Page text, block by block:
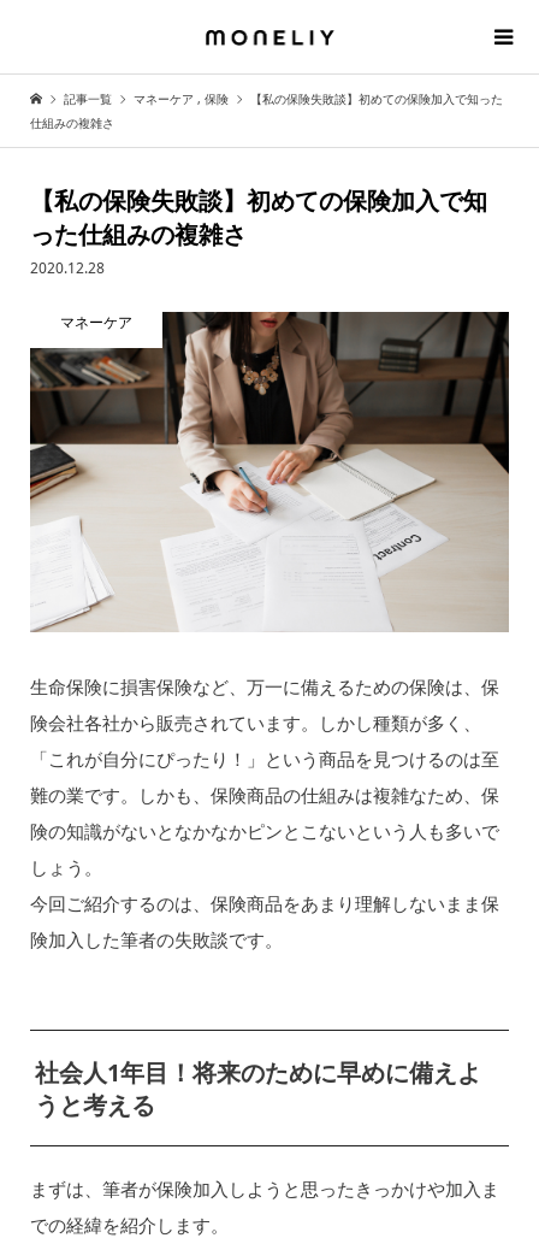
記事一覧 マネーケア , 保険
【私の保険失敗談】初めての保険加入で知った
仕組みの複雑さ
【私の保険失敗談】初めての保険加入で知
った仕組みの複雑さ
2020.12.28
マネーケア
生命保険に損害保険など、万一に備えるための保険は、保
険会社各社から販売されています。しかし種類が多く、
「これが自分にぴったり！」という商品を見つけるのは至
難の業です。しかも、保険商品の仕組みは複雑なため、保
険の知識がないとなかなかピンとこないという人も多いで
しょう。
今回ご紹介するのは、保険商品をあまり理解しないまま保
険加入した筆者の失敗談です。
社会人1年目！将来のために早めに備えよ
うと考える
まずは、筆者が保険加入しようと思ったきっかけや加入ま
での経緯を紹介します。